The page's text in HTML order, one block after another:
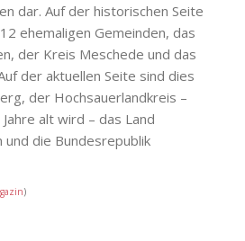
dar. Auf der historischen Seite
ehemaligen Gemeinden, das
der Kreis Meschede und das
der aktuellen Seite sind dies
der Hochsauerlandkreis –
alt wird – das Land
die Bundesrepublik
)